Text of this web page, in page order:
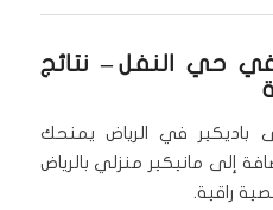
في حي النفل– نتائج
في الرياض يمنحك
إلى مانيكير منزلي بالرياض
راقية.